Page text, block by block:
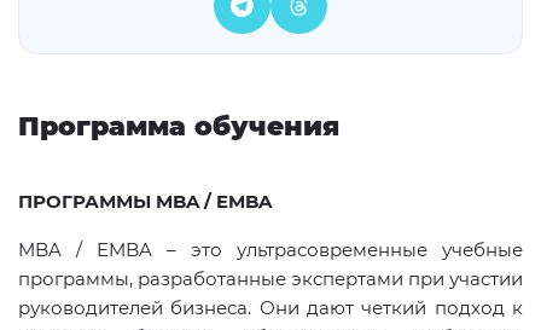
Программа обучения
ПРОГРАММЫ MBA/ EMBA
MBA / EMBA – это ультрасовременные учебные
программы, разработанные экспертами при участии
руководителей бизнеса. Они дают четкий подход к